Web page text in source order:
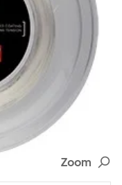
Zoom